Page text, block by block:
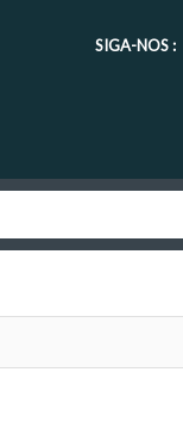
SIGA-NOS :